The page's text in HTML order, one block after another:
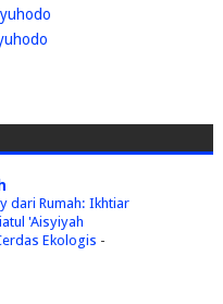
dari Rumah: Ikhtiar
'Aisyiyah
Ekologis -